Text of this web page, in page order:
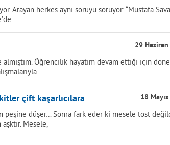
Arayan herkes aynı soruyu soruyor: “Mustafa
29
almıştım. Öğrencilik hayatım devam ettiği için
çift kaşarlıcılara 18
peşine düşer… Sonra fark eder ki mesele tost
Mesele,